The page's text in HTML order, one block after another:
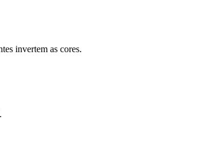
invertem as cores.